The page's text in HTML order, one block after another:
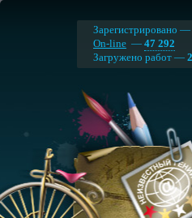
Зарегистрировано —
On-line — 47 292
Загружено работ —